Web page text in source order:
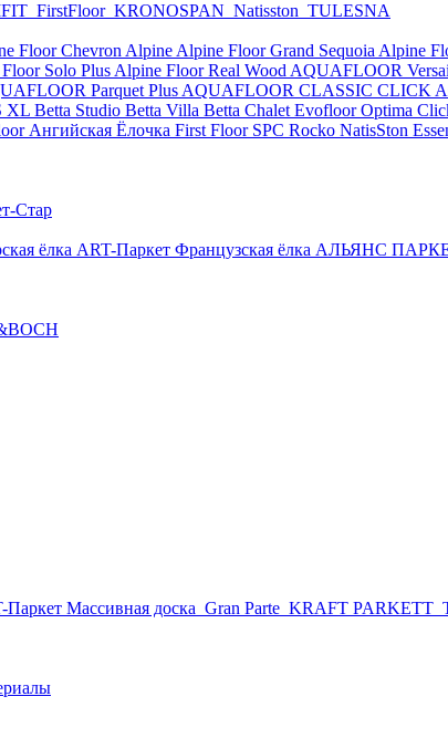
FirstFloor KRONOSPAN Natisston TULESNA
Floor Chevron Alpine Alpine Floor Grand Sequoia Alpine
Solo Plus Alpine Floor Real Wood AQUAFLOOR
Parquet Plus AQUAFLOOR CLASSIC CLICK
XL Betta Studio Betta Villa Betta Chalet Evofloor Optima
Ангийская Ёлочка First Floor SPC Rocko NatisSton
Стар
ёлка ART-Паркет Французская ёлка АЛЬЯНС
Паркет Массивная доска Gran Parte KRAFT PARKETT